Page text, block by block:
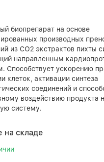
биопрепарат на основе
производных
из СО2 экстрактов пихты
направленным
Способствует ускорению
клеток, активации синтеза
соединений и
воздействию продукта
систему.
на складе